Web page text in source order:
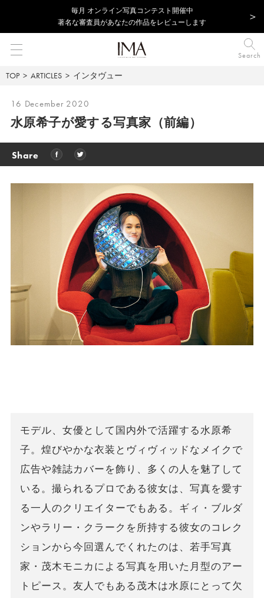
毎⽉ オンライン写真コンテスト開催中
著名な審査員があなたの作品をレビューします
Search
TOP ARTICLES インタヴュー
16 December 2020
水原希子が愛する写真家（前編）
Share
モデル、女優として国内外で活躍する水原希
子。煌びやかな衣装とヴィヴィッドなメイクで
広告や雑誌カバーを飾り、多くの人を魅了して
いる。撮られるプロである彼女は、写真を愛す
る一人のクリエイターでもある。ギィ・ブルダ
ンやラリー・クラークを所持する彼女のコレク
ションから今回選んでくれたのは、若手写真
家・茂木モニカによる写真を用いた月型のアー
トピース。友人でもある茂木は水原にとって欠